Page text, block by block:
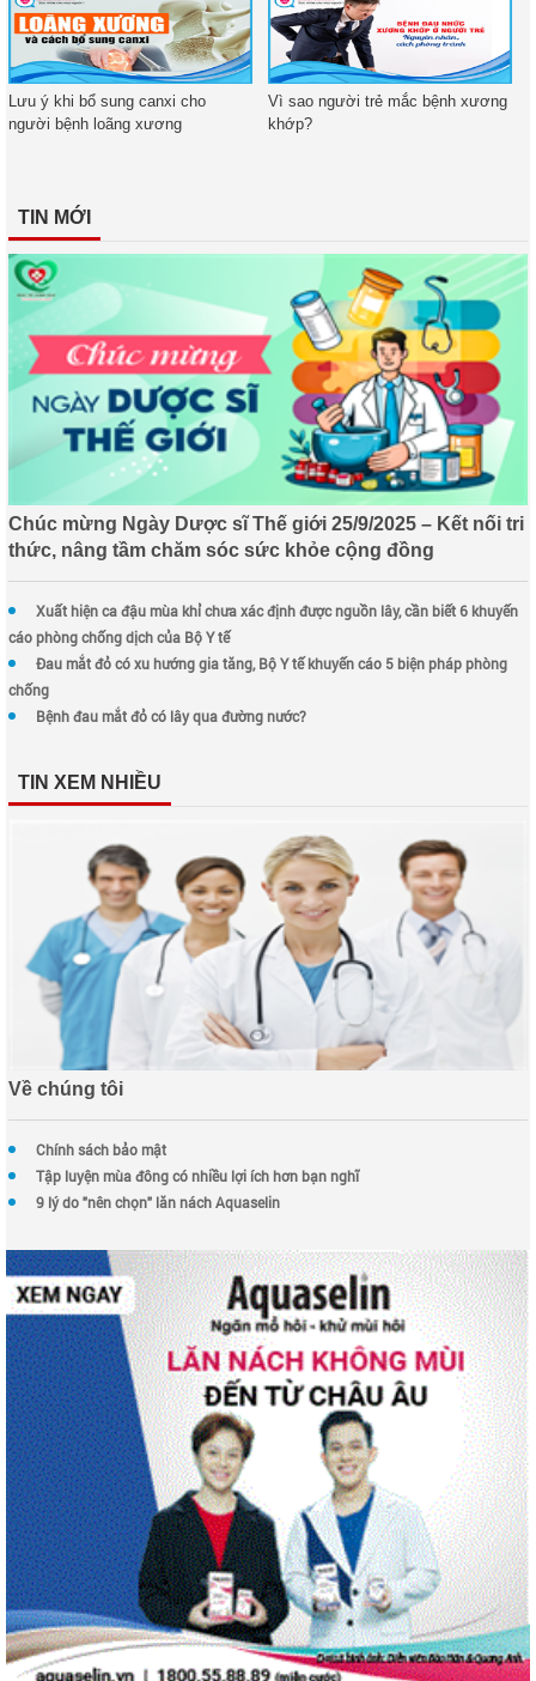
Lưu ý khi bổ sung canxi cho
người bệnh loãng xương
Vì sao người trẻ mắc bệnh xương
khớp?
TIN MỚI
Chúc mừng Ngày Dược sĩ Thế giới 25/9/2025 – Kết nối tri
thức, nâng tầm chăm sóc sức khỏe cộng đồng
Xuất hiện ca đậu mùa khỉ chưa xác định được nguồn lây, cần biết 6 khuyến
cáo phòng chống dịch của Bộ Y tế
Đau mắt đỏ có xu hướng gia tăng, Bộ Y tế khuyến cáo 5 biện pháp phòng
chống
Bệnh đau mắt đỏ có lây qua đường nước?
TIN XEM NHIỀU
Về chúng tôi
Chính sách bảo mật
Tập luyện mùa đông có nhiều lợi ích hơn bạn nghĩ
9 lý do "nên chọn" lăn nách Aquaselin